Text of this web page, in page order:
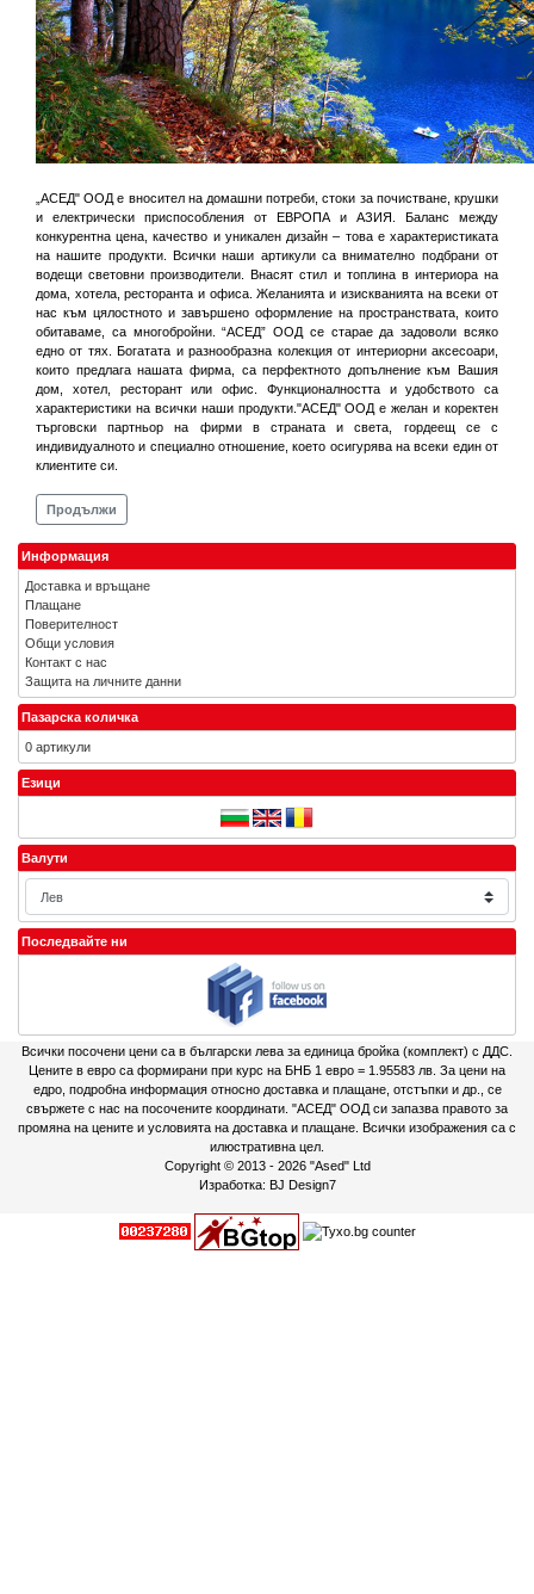
„АСЕД" ООД е вносител на домашни потреби, стоки за почистване, крушки
и електрически приспособления от ЕВРОПА и АЗИЯ. Баланс между
конкурентна цена, качество и уникален дизайн – това е характеристиката
на нашите продукти. Всички наши артикули са внимателно подбрани от
водещи световни производители. Внасят стил и топлина в интериора на
дома, хотела, ресторанта и офиса. Желанията и изискванията на всеки от
нас към цялостното и завършено оформление на пространствата, които
обитаваме, са многобройни. “АСЕД” ООД се старае да задоволи всяко
едно от тях. Богатата и разнообразна колекция от интериорни аксесоари,
които предлага нашата фирма, са перфектното допълнение към Вашия
дом, хотел, ресторант или офис. Функционалността и удобството са
характеристики на всички наши продукти."АСЕД" ООД е желан и коректен
търговски партньор на фирми в страната и света, гордеещ се с
индивидуалното и специално отношение, което осигурява на всеки един от
клиентите си.
Продължи
Информация
Доставка и връщане
Плащане
Поверителност
Общи условия
Контакт с нас
Защита на личните данни
Пазарска количка
0 артикули
Езици
Валути
Последвайте ни
Всички посочени цени са в български лева за единица бройка (комплект) с ДДС.
Цените в евро са формирани при курс на БНБ 1 евро = 1.95583 лв. За цени на
едро, подробна информация относно доставка и плащане, отстъпки и др., се
свържете с нас на посочените координати. "АСЕД" ООД си запазва правото за
промяна на цените и условията на доставка и плащане. Всички изображения са с
илюстративна цел.
Copyright © 2013 - 2026 "Ased" Ltd
Изработка: BJ Design7